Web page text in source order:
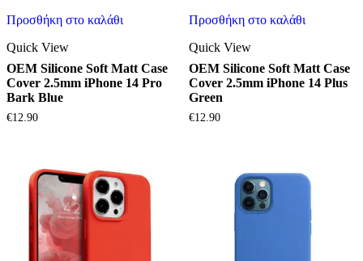
Προσθήκη στο καλάθι
Quick View
OEM Silicone Soft Matt Case
Cover 2.5mm iPhone 14 Pro
Bark Blue
€12.90
Προσθήκη στο καλάθι
Quick View
OEM Silicone Soft Matt Case
Cover 2.5mm iPhone 14 Plus
Green
€12.90